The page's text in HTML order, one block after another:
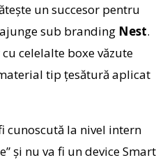
un succesor pentru
sub branding Nest.
celelalte boxe văzute
tip țesătură aplicat
cunoscută la nivel intern
și nu va fi un device Smart